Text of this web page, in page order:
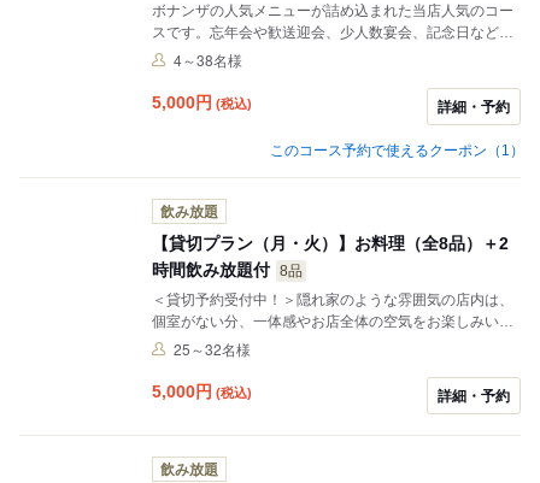
ボナンザの人気メニューが詰め込まれた当店人気のコー
スです。忘年会や歓送迎会、少人数宴会、記念日などに
最適のメニュー構成となっています。（※４名様～の承
4～38名様
5,000円 (税込) 詳細・予約
このコース予約で使えるクーポン（1）
飲み放題
【貸切プラン（月・火）】お料理（全8品）＋2
時間飲み放題付 8品
＜貸切予約受付中！＞隠れ家のような雰囲気の店内は、
個室がない分、一体感やお店全体の空気をお楽しみいた
だけます。また、どの角度からも見えるモニターを4台
の空間です◎
25～32名様
5,000円 (税込) 詳細・予約
飲み放題